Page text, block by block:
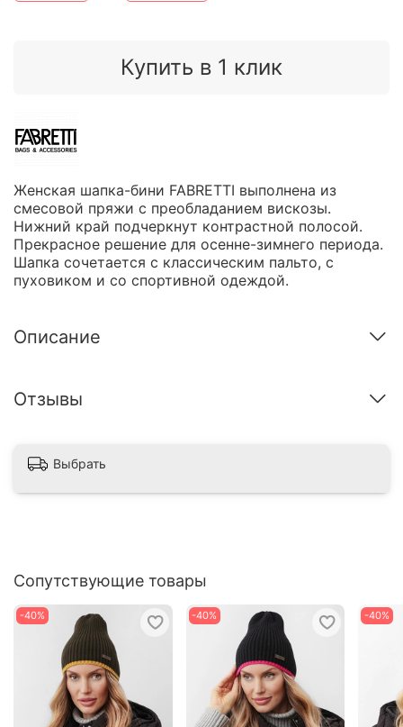
Купить в 1 клик
Женская шапка-бини FABRETTI выполнена из
смесовой пряжи с преобладанием вискозы.
Нижний край подчеркнут контрастной полосой.
Прекрасное решение для осенне-зимнего периода.
Шапка сочетается с классическим пальто, с
пуховиком и со спортивной одеждой.
Описание
Отзывы
Выбрать
Сопутствующие товары
-40% -40% -40%